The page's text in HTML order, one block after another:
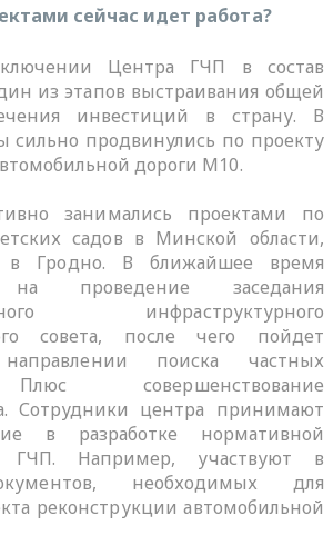
сейчас идет работа?
Центра ГЧП в состав
из этапов выстраивания общей
инвестиций в страну. В
продвинулись по проекту
дороги М10.
занимались проектами по
садов в Минской области,
в Гродно. В ближайшее время
на проведение заседания
инфраструктурного
совета, после чего пойдет
поиска частных
совершенствование
Сотрудники центра принимают
в разработке нормативной
ГЧП. Например, участвуют в
необходимых для
реконструкции автомобильной